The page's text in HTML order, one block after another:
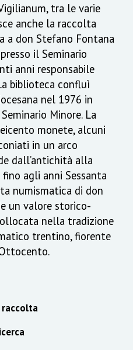
tra le varie
anche la raccolta
a don Stefano Fontana
il Seminario
anni responsabile
biblioteca confluì
nel 1976 in
Minore. La
monete, alcuni
in un arco
dall’antichità alla
agli anni Sessanta
numismatica di don
un valore storico-
nella tradizione
trentino, fiorente
raccolta